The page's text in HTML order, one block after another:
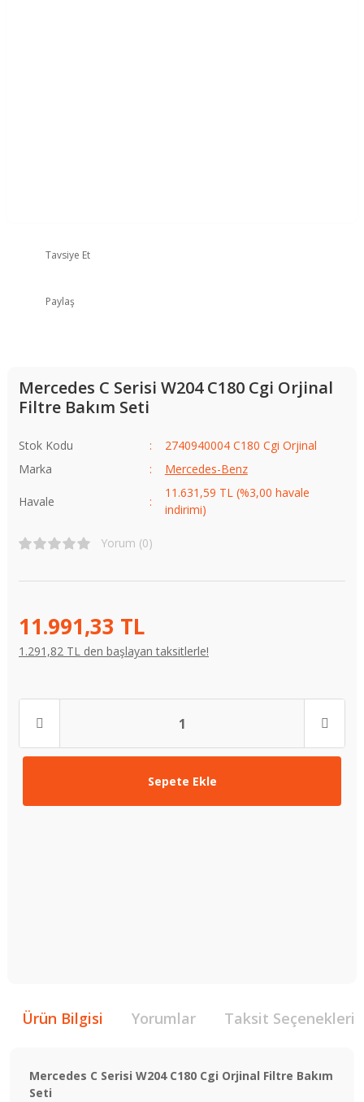
Tavsiye Et
Paylaş
Mercedes C Serisi W204 C180 Cgi Orjinal
Filtre Bakım Seti
Stok Kodu
2740940004 C180 Cgi Orjinal
Marka
Mercedes-Benz
Havale
11.631,59 TL (%3,00 havale
indirimi)
Yorum (0)
11.991,33 TL
1.291,82 TL den başlayan taksitlerle!
Sepete Ekle
Ürün Bilgisi Yorumlar Taksit Seçenekleri
Mercedes C Serisi W204 C180 Cgi Orjinal Filtre Bakım
Seti